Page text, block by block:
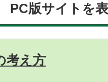
PC版サイトを
考え方